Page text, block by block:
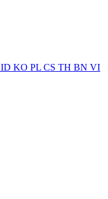
ID KO PL CS TH BN VI